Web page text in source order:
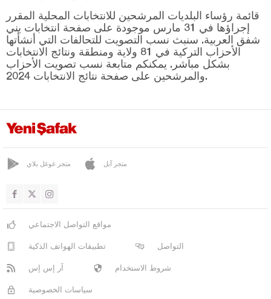
يوراغير
أديامان
أفيون قره حصار
أكسراي
أماصيا
أرتفين
بالق أسير
قائمة رؤساء البلديات المرشحين للانتخابات المحلية المقرر
إجراؤها في 31 مارس موجودة على صفحة انتخابات يني
شفق العربية. سنبث نسب التصويت للتحالفات التي أنشأتها
الأحزاب التركية في 81 ولاية ومنطقة ونتائج الانتخابات
بشكل مباشر. يمكنكم متابعة نسب تصويت الأحزاب
والمرشحين على صفحة نتائج الانتخابات 2024.
متجر غوغل بلاي متجر آبل
مواقع التواصل الاجتماعي
تطبيقات الهواتف الذكية التواصل
آر إس إس شروط الاستخدام
سياسات الخصوصية